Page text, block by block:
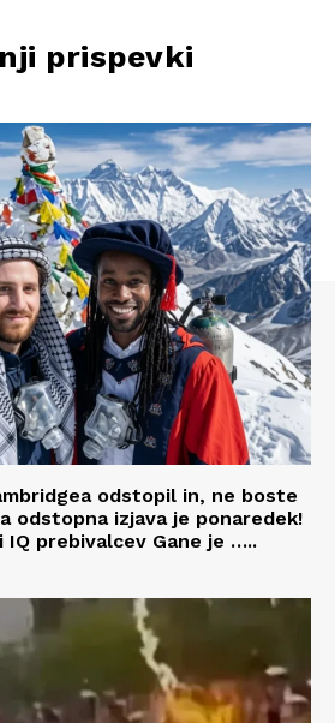
prispevki
odstopil in, ne boste
odstopna izjava je ponaredek!
IQ prebivalcev Gane je …..